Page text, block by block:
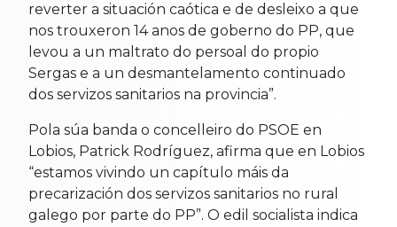
reverter a situación caótica e de desleixo a que
nos trouxeron 14 anos de goberno do PP, que
levou a un maltrato do persoal do propio
Sergas e a un desmantelamento continuado
dos servizos sanitarios na provincia”.
Pola súa banda o concelleiro do PSOE en
Lobios, Patrick Rodríguez, afirma que en Lobios
“estamos vivindo un capítulo máis da
precarización dos servizos sanitarios no rural
galego por parte do PP”. O edil socialista indica